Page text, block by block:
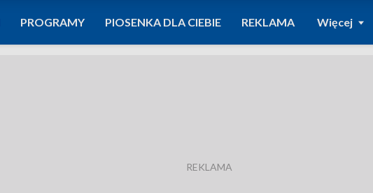
PROGRAMY PIOSENKA DLA CIEBIE REKLAMA Więcej